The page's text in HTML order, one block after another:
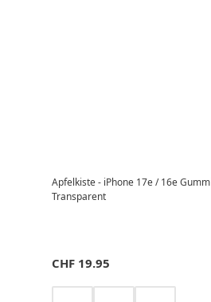
Apfelkiste - iPhone 17e / 16e
Transparent
CHF 19.95